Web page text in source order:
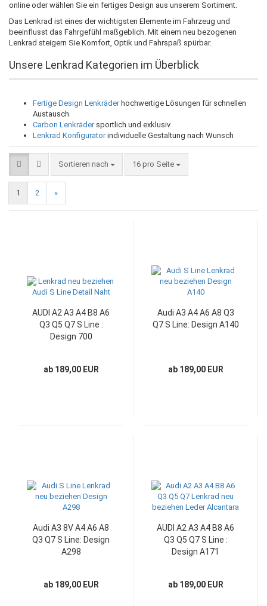
online oder wählen Sie ein fertiges Design aus unserem Sortiment.
Das Lenkrad ist eines der wichtigsten Elemente im Fahrzeug und
beeinflusst das Fahrgefühl maßgeblich. Mit einem neu bezogenen
Lenkrad steigern Sie Komfort, Optik und Fahrspaß spürbar.
Unsere Lenkrad Kategorien im Überblick
Fertige Design Lenkräderhochwertige Lösungen für schnellen
Austausch
Carbon Lenkrädersportlich und exklusiv
Lenkrad Konfiguratorindividuelle Gestaltung nach Wunsch
Sortieren nach
Sortieren nach 16 pro Seite
pro Seite
1 2 »
AUDI A2 A3 A4 B8 A6
Q3 Q5 Q7 S Line :
Design 700
ab 189,00 EUR
Audi A3 A4 A6 A8 Q3
Q7 S Line: Design A140
ab 189,00 EUR
Audi A3 8V A4 A6 A8
Q3 Q7 S Line: Design
A298
ab 189,00 EUR
AUDI A2 A3 A4 B8 A6
Q3 Q5 Q7 S Line :
Design A171
ab 189,00 EUR